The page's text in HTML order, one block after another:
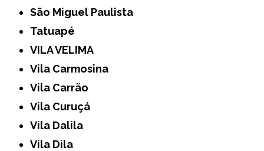
São Miguel Paulista
Tatuapé
VILA VELIMA
Vila Carmosina
Vila Carrão
Vila Curuçá
Vila Dalila
Vila Dila